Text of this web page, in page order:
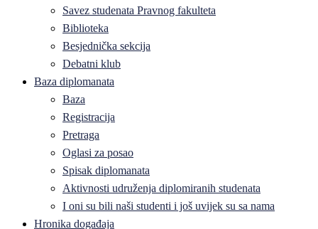
Savez studenata Pravnog fakulteta
Biblioteka
Besjednička sekcija
Debatni klub
Baza diplomanata
Baza
Registracija
Pretraga
Oglasi za posao
Spisak diplomanata
Aktivnosti udruženja diplomiranih studenata
I oni su bili naši studenti i još uvijek su sa nama
Hronika događaja